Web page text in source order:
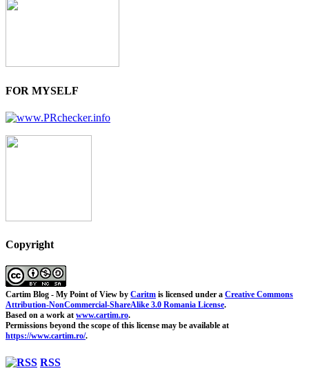
FOR MYSELF
Copyright
Cartim Blog - My Point of View by Caritm is licensed under a Creative Commons
Attribution-NonCommercial-ShareAlike 3.0 Romania License.
Based on a work at www.cartim.ro.
Permissions beyond the scope of this license may be available at
https://www.cartim.ro/.
RSS